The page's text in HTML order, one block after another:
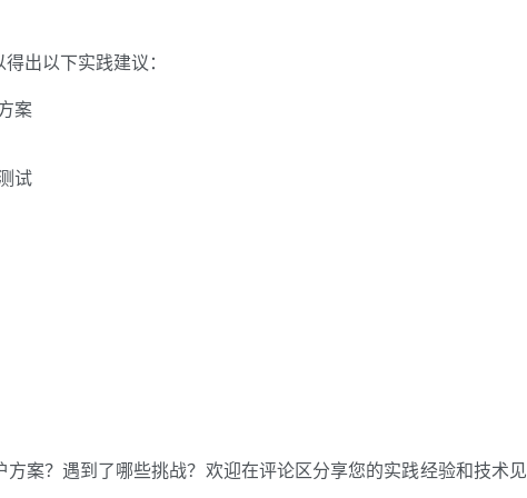
出以下实践建议：
案
试
案？遇到了哪些挑战？欢迎在评论区分享您的实践经验和技术见